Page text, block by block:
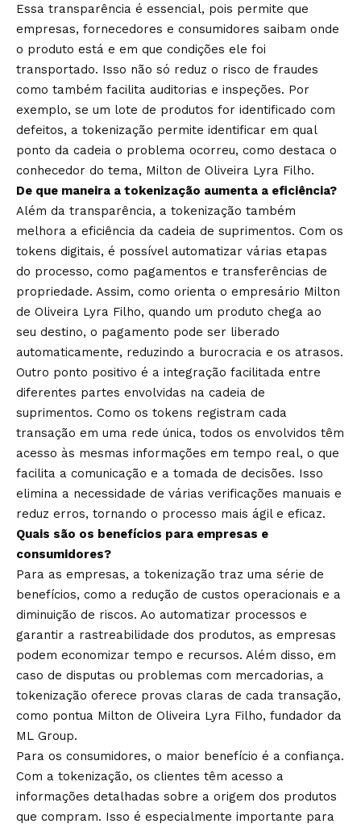
Essa transparência é essencial, pois permite que
empresas, fornecedores e consumidores saibam onde
o produto está e em que condições ele foi
transportado. Isso não só reduz o risco de fraudes
como também facilita auditorias e inspeções. Por
exemplo, se um lote de produtos for identificado com
defeitos, a tokenização permite identificar em qual
ponto da cadeia o problema ocorreu, como destaca o
conhecedor do tema, Milton de Oliveira Lyra Filho.
De que maneira a tokenização aumenta a eficiência?
Além da transparência, a tokenização também
melhora a eficiência da cadeia de suprimentos. Com os
tokens digitais, é possível automatizar várias etapas
do processo, como pagamentos e transferências de
propriedade. Assim, como orienta o empresário Milton
de Oliveira Lyra Filho, quando um produto chega ao
seu destino, o pagamento pode ser liberado
automaticamente, reduzindo a burocracia e os atrasos.
Outro ponto positivo é a integração facilitada entre
diferentes partes envolvidas na cadeia de
suprimentos. Como os tokens registram cada
transação em uma rede única, todos os envolvidos têm
acesso às mesmas informações em tempo real, o que
facilita a comunicação e a tomada de decisões. Isso
elimina a necessidade de várias verificações manuais e
reduz erros, tornando o processo mais ágil e eficaz.
Quais são os benefícios para empresas e
consumidores?
Para as empresas, a tokenização traz uma série de
benefícios, como a redução de custos operacionais e a
diminuição de riscos. Ao automatizar processos e
garantir a rastreabilidade dos produtos, as empresas
podem economizar tempo e recursos. Além disso, em
caso de disputas ou problemas com mercadorias, a
tokenização oferece provas claras de cada transação,
como pontua Milton de Oliveira Lyra Filho, fundador da
ML Group.
Para os consumidores, o maior benefício é a confiança.
Com a tokenização, os clientes têm acesso a
informações detalhadas sobre a origem dos produtos
que compram. Isso é especialmente importante para